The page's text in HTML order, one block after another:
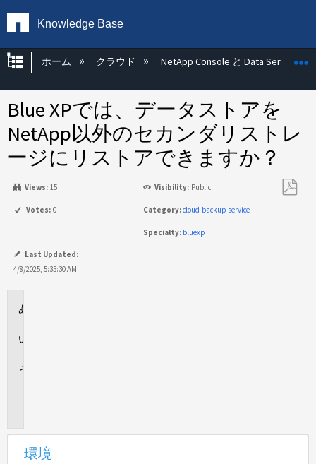
Knowledge Base
グローバル階層を展開/折りたたむ
ホーム クラウド NetApp Console と Data Services
Blue XPでは、データストアを
NetApp以外のセカンダリストレ
ージにリストアできますか？
Views: 15 Visibility: Public
Votes: 0 Category:cloud-backup-service
Specialty: bluexp
Last Updated:
4/8/2025, 5:35:30 AM
環境